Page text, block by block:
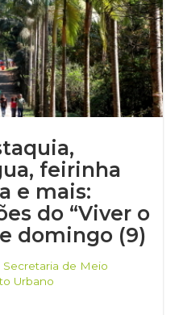
feirinha
e mais:
do “Viver o
domingo (9)
Secretaria de Meio
Urbano